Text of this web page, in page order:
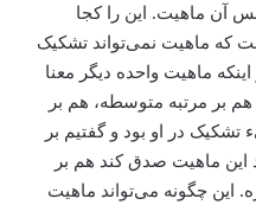
آن ماهیت. این را کجا
که ماهیت نمی‌تواند تشکیک
اینکه ماهیت واحده دیگر معنا
بر مرتبه متوسطه، هم بر
در او بود و گفتیم بر
این ماهیت صدق کند هم بر
این چگونه می‌تواند ماهیت